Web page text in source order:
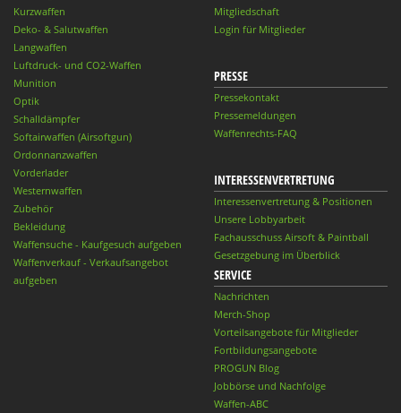
Kurzwaffen
Deko- & Salutwaffen
Langwaffen
Luftdruck- und CO2-Waffen
Munition
Optik
Schalldämpfer
Softairwaffen (Airsoftgun)
Ordonnanzwaffen
Vorderlader
Westernwaffen
Zubehör
Bekleidung
Waffensuche - Kaufgesuch aufgeben
Waffenverkauf - Verkaufsangebot
aufgeben
Mitgliedschaft
Login für Mitglieder
PRESSE
Pressekontakt
Pressemeldungen
Waffenrechts-FAQ
INTERESSENVERTRETUNG
Interessenvertretung & Positionen
Unsere Lobbyarbeit
Fachausschuss Airsoft & Paintball
Gesetzgebung im Überblick
SERVICE
Nachrichten
Merch-Shop
Vorteilsangebote für Mitglieder
Fortbildungsangebote
PROGUN Blog
Jobbörse und Nachfolge
Waffen-ABC